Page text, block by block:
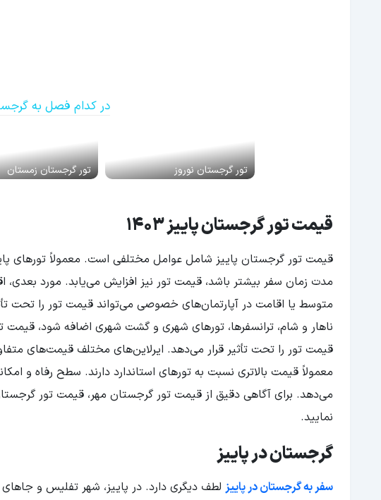
در کدام فصل به
تور گرجستان نوروز تور گرجستان زمستان
قیمت تور گرجستان پاییز 1403
مدت زمان سفر بیشتر باشد، قیمت تور نیز افزایش می‌یابد. مورد
متوسط یا اقامت در آپارتمان‌های خصوصی می‌تواند قیمت تور را تحت
ناهار و شام، ترانسفرها، تورهای شهری و گشت شهری اضافه شود، قیمت
قیمت تور را تحت تأثیر قرار می‌دهد. ایرلاین‌های مختلف قیمت‌های
معمولاً قیمت بالاتری نسبت به تورهای استاندارد دارند. سطح رفاه و
می‌دهد. برای آگاهی دقیق از قیمت تور گرجستان مهر، قیمت تور
نمایید.
گرجستان در پاییز
سفر به گرجستان در پاییز لطف دیگری دارد. در پاییز، شهر تفلیس و جاهای